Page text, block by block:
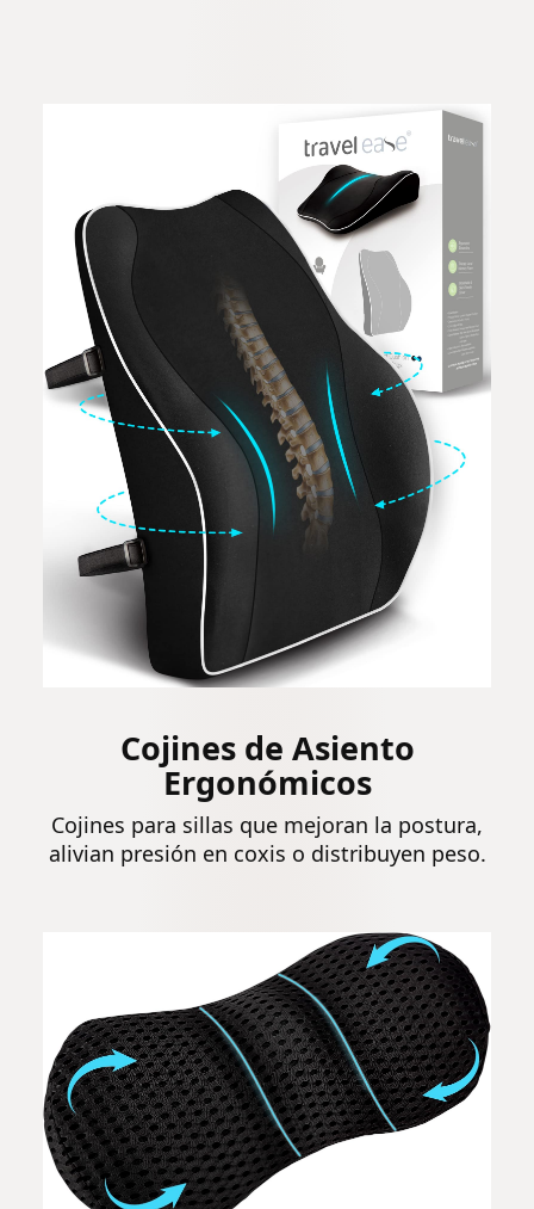
Gamer
Cojines de Asiento
Ergonómicos
Cojines para sillas que mejoran la postura,
alivian presión en coxis o distribuyen peso.